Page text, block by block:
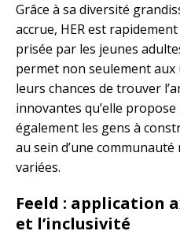
Grâce à sa diversité
accrue, HER est
prisée par les jeunes
permet non seulement aux
leurs chances de trouver
innovantes qu’elle
également les gens à
au sein d’une
variées.
Feeld : application
et l’inclusivité